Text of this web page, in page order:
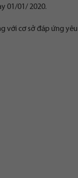
01/01/ 2020.
với cơ sở đáp ứng yêu